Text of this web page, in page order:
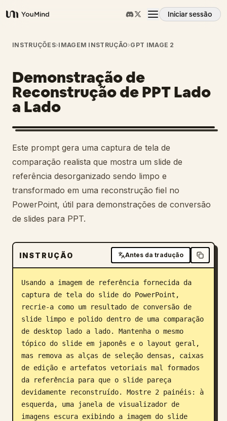
YouMind
Iniciar sessão
Visão geral
Casos de uso
Habilidades
Prompts
Preços
Transferir
Blogue
INSTRUÇÕES›IMAGEM INSTRUÇÃO›GPT IMAGE 2
Demonstração de
Reconstrução de PPT Lado
a Lado
Este prompt gera uma captura de tela de
comparação realista que mostra um slide de
referência desorganizado sendo limpo e
transformado em uma reconstrução fiel no
PowerPoint, útil para demonstrações de conversão
de slides para PPT.
INSTRUÇÃO Antes da tradução
Usando a imagem de referência fornecida da
captura de tela do slide do PowerPoint,
recrie-a como um resultado de conversão de
slide limpo e polido dentro de uma comparação
de desktop lado a lado. Mantenha o mesmo
tópico do slide em japonês e o layout geral,
mas remova as alças de seleção densas, caixas
de edição e artefatos vetoriais mal formados
da referência para que o slide pareça
devidamente reconstruído. Mostre 2 painéis: à
esquerda, uma janela de visualizador de
imagens escura exibindo a imagem do slide